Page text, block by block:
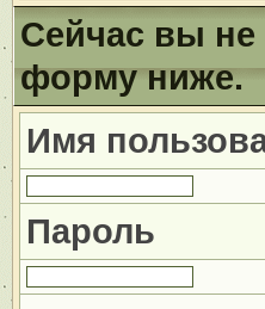
Сейчас вы не
форму ниже.
Имя
Пароль